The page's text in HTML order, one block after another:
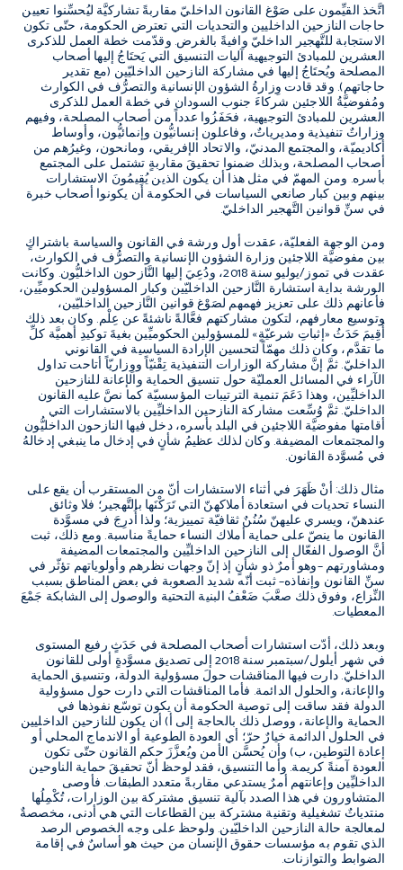
اتَّخذ القيِّمون على صَوْغ القانون الداخليّ مقاربةً تشاركيَّة ليُحسِّنوا تعيين
حاجات النازحين الداخليين والتحديات التي تعترض الحكومة، حتّى تكون
الاستجابة للتَّهجير الداخليّ وافيةً بالغرض. وقدّمت خطة العمل للذكرى
العشرين للمبادئ التوجيهية آليات التنسيق التي يَحتَاجُ إليها أصحاب
المصلحة ويُحتَاجُ إليها في مشاركة النازحين الداخليّين (مع تقدير
حاجاتهم). وقد قادت وِزارةُ الشؤون الإنسانية والتصرُّف في الكوارث
ومُفوضيَّةُ اللاجئين شركاءَ جنوب السودان في خطة العمل للذكرى
العشرين للمبادئ التوجيهية، فحَفَزُوا عدداً من أصحاب المصلحة، وفيهم
وزاراتٌ تنفيذية ومديرياتٌ، وفاعلون إنسانيُّون وإنمائيُّون، وأوساط
أكاديميّة، والمجتمع المدنيّ، والاتحاد الإفريقي، ومانحون، وغيرُهم من
أصحاب المصلحة، وبذلك ضمنوا تحقيقَ مقاربةٍ تشتمل على المجتمع
بأسره. ومن المهمّ في مثل هذا أن يكون الذين يُقِيمُونَ الاستشارات
بينهم وبين كبار صانعي السياسات في الحكومة أن يكونوا أصحاب خبرة
في سنِّ قوانين التَّهجير الداخليّ.
ومن الوجهة الفعليّة، عقدت أول ورشة في القانون والسياسة باشتراكٍ
بين مفوضيَّة اللاجئين وزارة الشؤون الإنسانية والتصرُّف في الكوارث،
عقدت في تموز/يوليو سنة 2018، ودُعِيَ إليها النَّازحون الداخليُّون. وكانت
الورشة بداية استشارة النَّازحين الداخليّين وكبار المسؤولين الحكوميِّين،
فأعانهم ذلك على تعزيز فهمهم لصَوْغ قوانين النَّازحين الداخليّين،
وتوسيع معارفهم، لتكون مشاركتهم فعَّالةً ناشئةً عن عِلْم. وكان بعد ذلك
أُقِيمَ حَدَثُ «إثباتِ شرعيّةٍ» للمسؤولين الحكوميِّين بغيةَ توكيدِ أهميَّة كلِّ
ما تقدَّم، وكان ذلك مهمّاً لتحسين الإرادة السياسية في القانوني
الداخليّ. ثمَّ إنَّ مشاركة الوزارات التنفيذية تِقْنيّاً ووِزاريّاً أتاحت تداول
الآراء في المسائل العمليّة حول تنسيق الحماية والإعانة للنازحين
الداخليِّين، وهذا دَعَمَ تنمية الترتيبات المؤسسيّة كما نصَّ عليه القانون
الداخليّ. ثمَّ وُسِّعت مشاركة النازحين الداخليِّين بالاستشارات التي
أقامتها مفوضيَّة اللاجئين في البلد بأسره، دخل فيها النازحون الداخليُّون
والمجتمعات المضيفة. وكان لذلك عظيمُ شأنٍ في إدخال ما ينبغي إدخالهُ
في مُسوَّدة القانون.
مثال ذلك: أنْ ظَهَرَ في أثناء الاستشارات أنّ من المستقرب أن يقع على
النساء تحديات في استعادة أملاكهنّ التي تَرَكْنَها بالتَّهجير؛ فلا وثائق
عندهنّ، ويسري عليهنّ سُنُنٌ ثقافيّة تمييزية؛ ولذا أُدرِجَ في مسوَّدة
القانون ما ينصّ على حماية أملاك النساء حمايةً مناسبة. ومع ذلك، ثبت
أنَّ الوصول الفعّال إلى النازحين الداخليِّين والمجتمعات المضيفة
ومشاورتهم –وهو أمرٌ ذو شأنٍ إذ إنّ وجهات نظرهم وأولوياتهم تؤثّر في
سنِّ القانون وإنفاذه– ثبت أنّه شديد الصعوبة في بعض المناطق بسبب
النِّزاع، وفوق ذلك صعَّبَ ضَعْفُ البنية التحتية والوصول إلى الشابكة جَمْعَ
المعطيات.
وبعد ذلك، أدّت استشارات أصحاب المصلحة في حَدَثٍ رفيع المستوى
في شهر أيلول/سبتمبر سنة 2018 إلى تصديق مسوَّدةٍ أولى للقانون
الداخليّ. دارت فيها المناقشات حولَ مسؤولية الدولة، وتنسيق الحماية
والإعانة، والحلول الدائمة. فأما المناقشات التي دارت حول مسؤولية
الدولة فقد ساقت إلى توصية الحكومة أن يكون توسّع نفوذها في
الحماية والإعانة، ووصل ذلك بالحاجة إلى أ) أن يكون للنازحين الداخليين
في الحلول الدائمة خيارٌ حرّ؛ أي العودة الطوعية أو الاندماج المحلي أو
إعادة التوطين، ب) وأن يُحسَّن الأمن ويُعزَّزَ حكم القانون حتّى تكون
العودة آمنةً كريمة. وأما التنسيق، فقد لوحظ أنّ تحقيقَ حماية الناوحين
الداخليِّين وإعانتهم أمرٌ يستدعي مقاربةً متعدد الطبقات. فأوصى
المتشاورون في هذا الصدد بآلية تنسيق مشتركة بين الوزارات، تُكْمِلُها
منتدياتٌ تشغيلية وتقنية مشتركة بين القطاعات التي هي أدنى، مخصصةٌ
لمعالجة حالة النازحين الداخليّين. ولوحظ على وجه الخصوص الرصد
الذي تقوم به مؤسسات حقوق الإنسان من حيث هو أساسٌ في إقامة
الضوابط والتوازنات.